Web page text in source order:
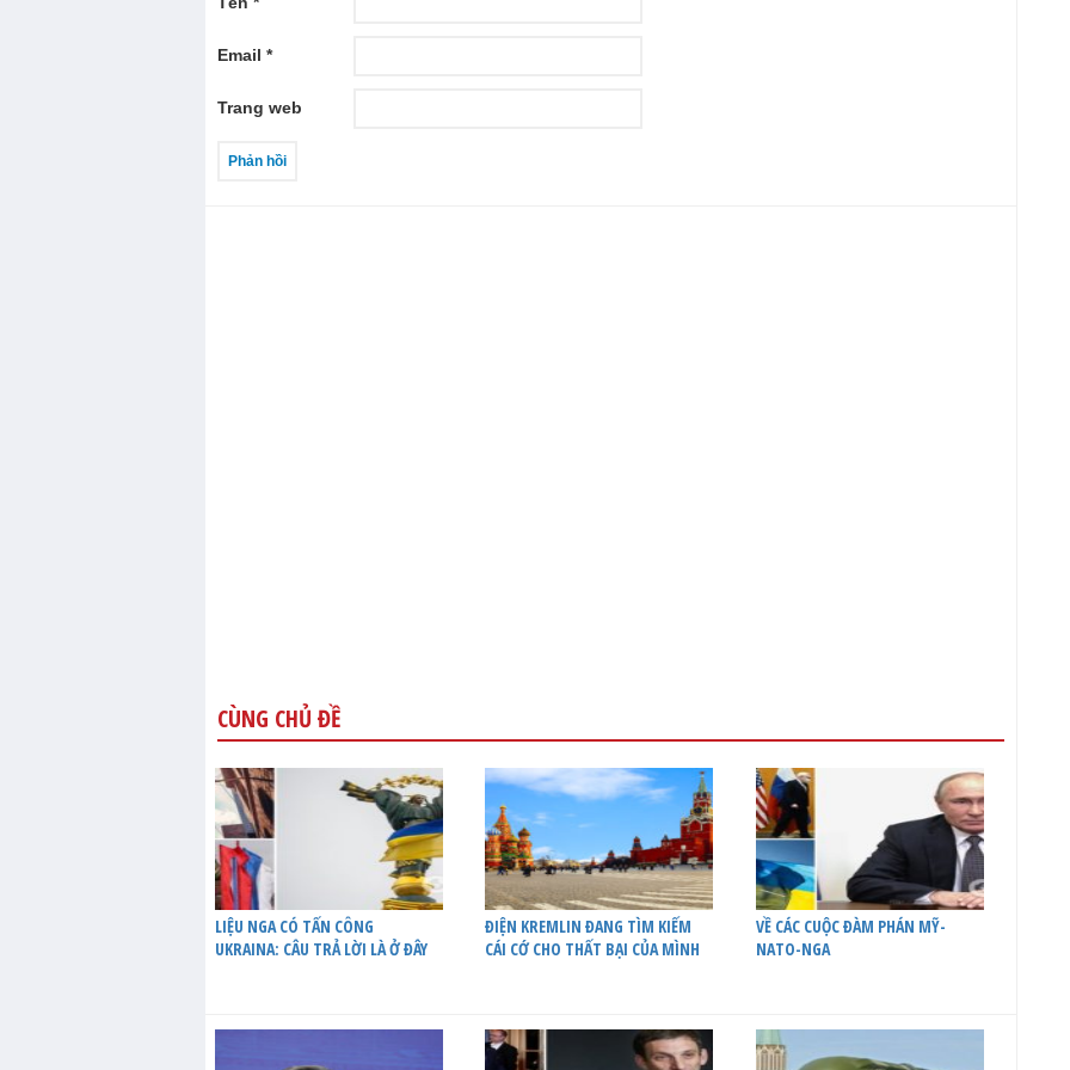
Email *
Trang web
CÙNG CHỦ ĐỀ
LIỆU NGA CÓ TẤN CÔNG
UKRAINA: CÂU TRẢ LỜI LÀ Ở ĐÂY
ĐIỆN KREMLIN ĐANG TÌM KIẾM
CÁI CỚ CHO THẤT BẠI CỦA MÌNH
VỀ CÁC CUỘC ĐÀM PHÁN MỸ-
NATO-NGA